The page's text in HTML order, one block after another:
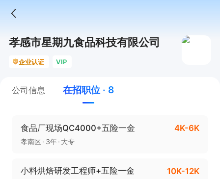
孝感市星期九食品科技有限公司
企业认证 VIP
公司信息 在招职位 · 8
食品厂现场QC4000+五险一金 4K-6K
孝南区 3年 大专
小料烘焙研发工程师+五险一金 10K-12K